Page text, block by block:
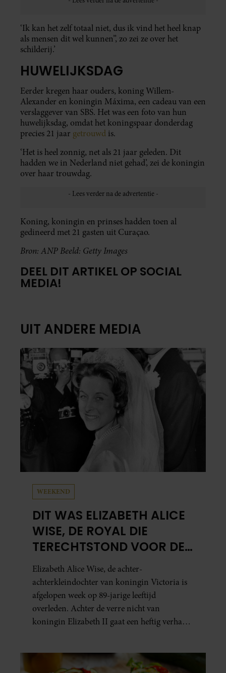
‘Ik kan het zelf totaal niet, dus ik vind het heel knap
als mensen dit wel kunnen”, zo zei ze over het
schilderij.’
HUWELIJKSDAG
Eerder kregen haar ouders, koning Willem-
Alexander en koningin Máxima, een cadeau van een
verslaggever van SBS. Het was een foto van hun
huwelijksdag, omdat het koningspaar donderdag
precies 21 jaar getrouwd is.
‘Het is heel zonnig, net als 21 jaar geleden. Dit
hadden we in Nederland niet gehad’, zei de koningin
over haar trouwdag.
Koning, koningin en prinses hadden toen al
gedineerd met 21 gasten uit Curaçao.
Bron: ANP Beeld: Getty Images
DEEL DIT ARTIKEL OP SOCIAL
MEDIA!
UIT ANDERE MEDIA
WEEKEND
DIT WAS ELIZABETH ALICE
WISE, DE ROYAL DIE
TERECHTSTOND VOOR DE
DOOD VAN HAAR BABY
Elizabeth Alice Wise, de achter-
achterkleindochter van koningin Victoria is
afgelopen week op 89-jarige leeftijd
overleden. Achter de verre nicht van
koningin Elizabeth II gaat een heftig verhaal